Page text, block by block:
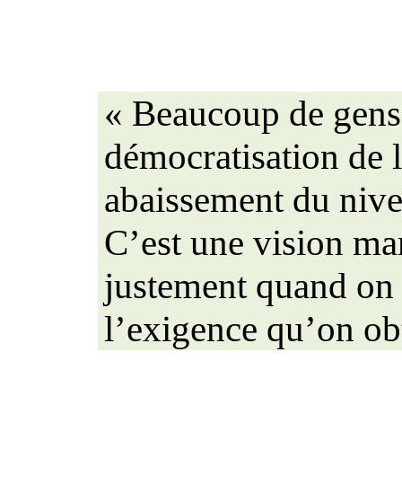
« Beaucoup de
démocratisation de
abaissement du
C’est une vision
justement quand
l’exigence qu’on